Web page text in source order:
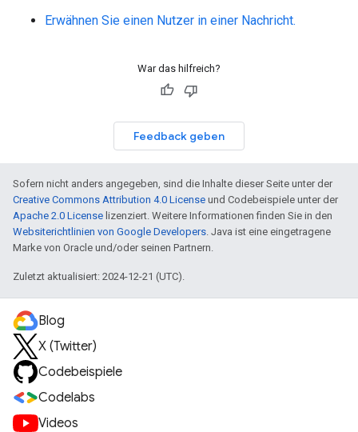
Erwähnen Sie einen Nutzer in einer Nachricht.
War das hilfreich?
Feedback geben
Sofern nicht anders angegeben, sind die Inhalte dieser Seite unter der
Creative Commons Attribution 4.0 License und Codebeispiele unter der
Apache 2.0 License lizenziert. Weitere Informationen finden Sie in den
Websiterichtlinien von Google Developers. Java ist eine eingetragene
Marke von Oracle und/oder seinen Partnern.
Zuletzt aktualisiert: 2024-12-21 (UTC).
Blog
X (Twitter)
Codebeispiele
Codelabs
Videos